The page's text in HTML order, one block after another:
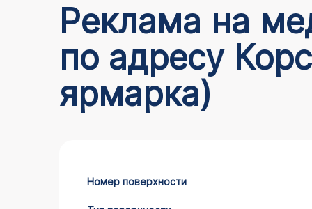
Реклама на медиафасадах в Великом Новгороде
по адресу
ярмарка)
Номер поверхности